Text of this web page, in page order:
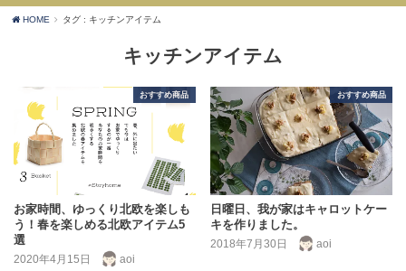
HOME タグ : キッチンアイテム
キッチンアイテム
おすすめ商品
お家時間、ゆっくり北欧を楽しも
う！春を楽しめる北欧アイテム5
選
2020年4月15日 aoi
おすすめ商品
日曜日、我が家はキャロットケー
キを作りました。
2018年7月30日 aoi